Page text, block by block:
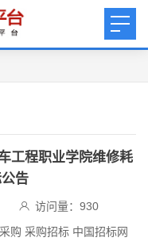
工程职业学院维修耗
告
访问量： 930
购 采购招标 中国招标网